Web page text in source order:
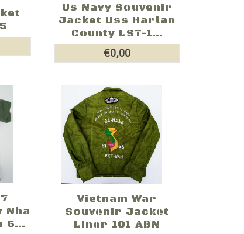
Us Navy Souvenir
Jacket Uss Harlan
County LST-1...
€0,00
Nha
6...
Vietnam War
Souvenir Jacket
Liner 101 ABN